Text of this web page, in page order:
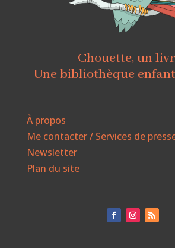
Chouette, un
Une bibliothèque
À propos
Me contacter / Services de
Newsletter
Plan du site